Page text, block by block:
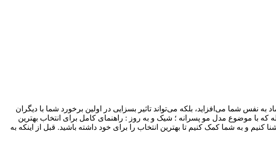
شما می‌افزاید، بلکه می‌تواند تاثیر بسزایی در اولین برخورد شما با دیگران
که با موضوع مدل مو پسرانه ؛ شیک و به روز : راهنمای کامل برای انتخاب بهترین
و به شما کمک کنیم تا بهترین انتخاب را برای خود داشته باشید. قبل از اینکه به